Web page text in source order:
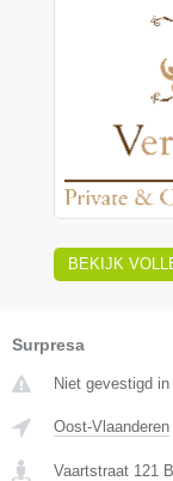
BEKIJK
Surpresa
Niet gevestigd
Oost-Vlaanderen
Vaartstraat 121 B